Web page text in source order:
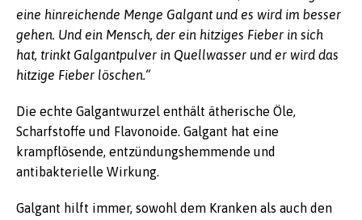
eine hinreichende Menge Galgant und es wird im besser
gehen. Und ein Mensch, der ein hitziges Fieber in sich
hat, trinkt Galgantpulver in Quellwasser und er wird das
hitzige Fieber löschen.“
Die echte Galgantwurzel enthält ätherische Öle,
Scharfstoffe und Flavonoide. Galgant hat eine
krampflösende, entzündungshemmende und
antibakterielle Wirkung.
Galgant hilft immer, sowohl dem Kranken als auch den